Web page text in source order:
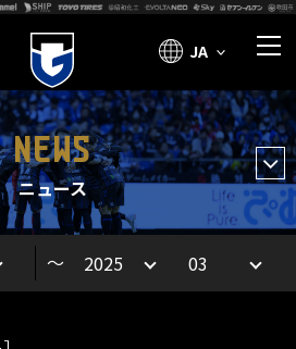
JA
NEWS
ニュース
～